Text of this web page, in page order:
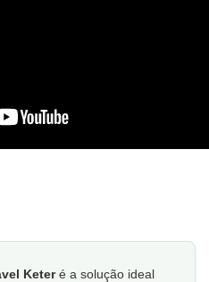
Keteré a solução ideal